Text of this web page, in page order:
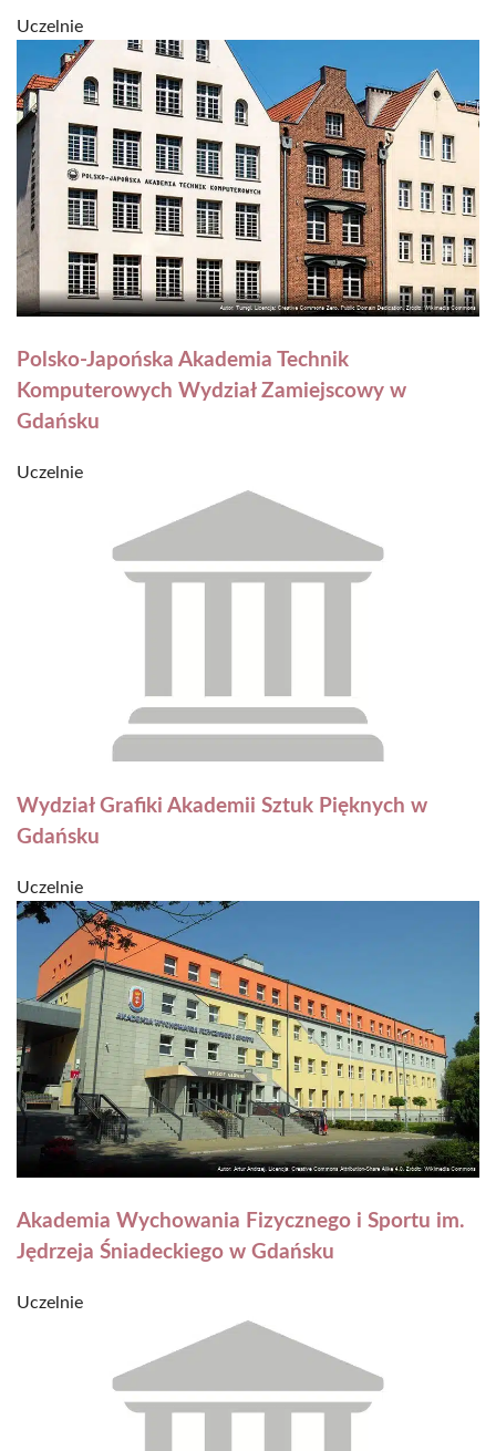
Uczelnie
Polsko-Japońska Akademia Technik
Komputerowych Wydział Zamiejscowy w
Gdańsku
Uczelnie
Wydział Grafiki Akademii Sztuk Pięknych w
Gdańsku
Uczelnie
Akademia Wychowania Fizycznego i Sportu im.
Jędrzeja Śniadeckiego w Gdańsku
Uczelnie